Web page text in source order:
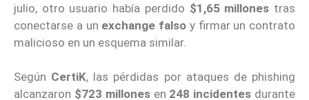
julio, otro usuario había perdido $1,65 millones tras
conectarse a un exchange falso y firmar un contrato
malicioso en un esquema similar.
Según CertiK, las pérdidas por ataques de phishing
alcanzaron $723 millonesen 248 incidentes durante